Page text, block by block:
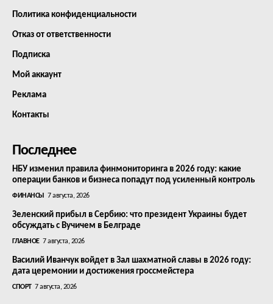
Политика конфиденциальности
Отказ от ответственности
Подписка
Мой аккаунт
Реклама
Контакты
Последнее
НБУ изменил правила финмониторинга в 2026 году: какие
операции банков и бизнеса попадут под усиленный контроль
ФИНАНСЫ 7 августа, 2026
Зеленский прибыл в Сербию: что президент Украины будет
обсуждать с Вучичем в Белграде
ГЛАВНОЕ 7 августа, 2026
Василий Иванчук войдет в Зал шахматной славы в 2026 году:
дата церемонии и достижения гроссмейстера
СПОРТ 7 августа, 2026